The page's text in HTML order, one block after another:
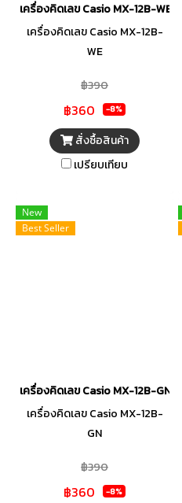
เครื่องคิดเลข Casio MX-12B-WE
เครื่องคิดเลข Casio MX-12B-
WE
฿390
฿360 -8%
สั่งซื้อสินค้า
เปรียบเทียบ
New
Best Seller
เครื่องคิดเลข Casio MX-12B-GN
เครื่องคิดเลข Casio MX-12B-
GN
฿390
฿360 -8%